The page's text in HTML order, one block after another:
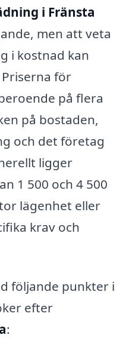
i Fränsta
men att veta
i kostnad kan
för
på flera
på bostaden,
och det företag
ligger
1 500 och 4 500
lägenhet eller
krav och
följande punkter i
efter
: